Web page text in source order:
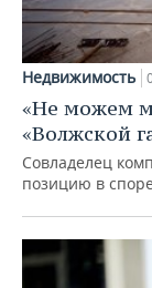
Недвижимость
«Не можем
«Волжской
Совладелец
позицию в